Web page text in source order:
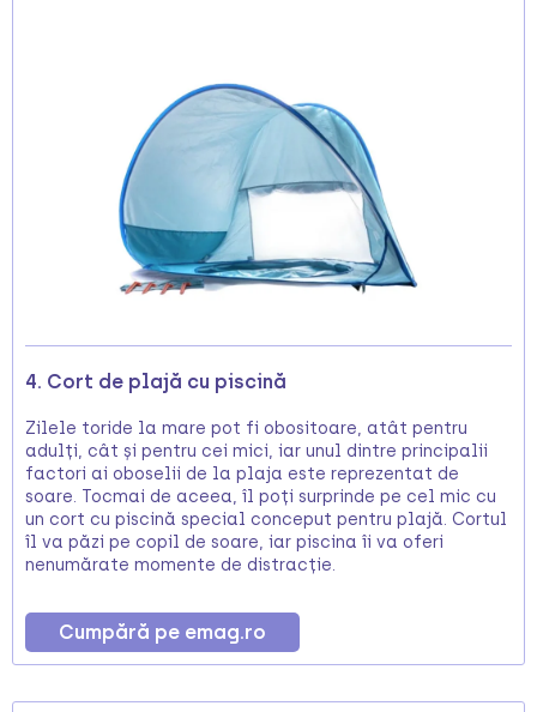
4. Cort de plajă cu piscină
Zilele toride la mare pot fi obositoare, atât pentru
adulți, cât și pentru cei mici, iar unul dintre principalii
factori ai oboselii de la plaja este reprezentat de
soare. Tocmai de aceea, îl poți surprinde pe cel mic cu
un cort cu piscină special conceput pentru plajă. Cortul
îl va păzi pe copil de soare, iar piscina îi va oferi
nenumărate momente de distracție.
Cumpără pe emag.ro